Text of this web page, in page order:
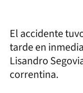
El accidente
tarde en
Lisandro
correntina.